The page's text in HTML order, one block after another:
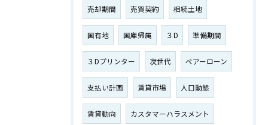
売却期間 売買契約 相続土地
国有地 国庫帰属 ３D 準備期間
３Dプリンター 次世代 ペアーローン
支払い計画 賃貸市場 人口動態
賃貸動向 カスタマーハラスメント